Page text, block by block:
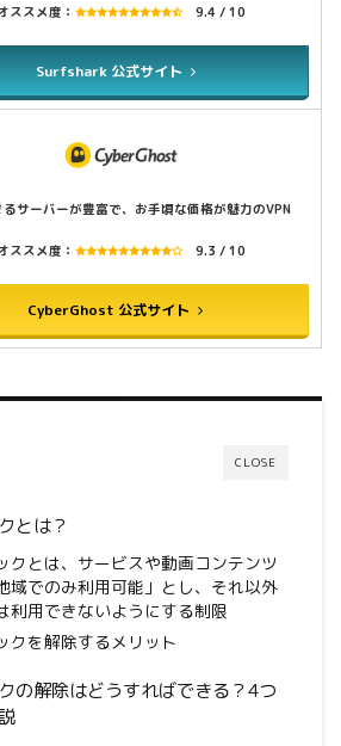
ススメ度： 9.4 / 10
Surfshark 公式サイト
サーバーが豊富で、お手頃な価格が魅力のVPN
ススメ度： 9.3 / 10
CyberGhost 公式サイト
CLOSE
とは？
クとは、サービスや動画コンテンツ
域でのみ利用可能」とし、それ以外
利用できないようにする制限
クを解除するメリット
の解除はどうすればできる？4つ